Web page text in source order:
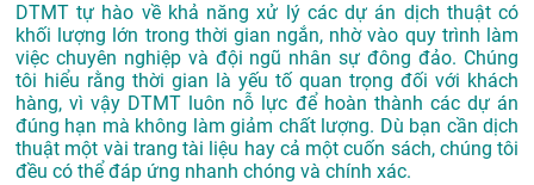
DTMT tự hào về khả năng xử lý các dự án dịch thuật có
khối lượng lớn trong thời gian ngắn, nhờ vào quy trình làm
việc chuyên nghiệp và đội ngũ nhân sự đông đảo. Chúng
tôi hiểu rằng thời gian là yếu tố quan trọng đối với khách
hàng, vì vậy DTMT luôn nỗ lực để hoàn thành các dự án
đúng hạn mà không làm giảm chất lượng. Dù bạn cần dịch
thuật một vài trang tài liệu hay cả một cuốn sách, chúng tôi
đều có thể đáp ứng nhanh chóng và chính xác.